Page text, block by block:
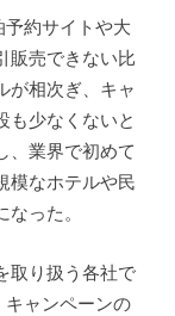
予約サイトや大
販売できない比
が相次ぎ、キャ
も少なくないと
、業界で初めて
模なホテルや民
った。
取り扱う各社で
ャンペーンの